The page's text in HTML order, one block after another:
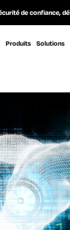
de confiance,
Produits Solutions